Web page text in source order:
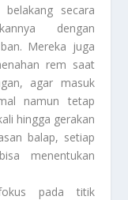
secara
dengan
Mereka juga
rem saat
agar masuk
namun tetap
hingga gerakan
balap, setiap
menentukan
pada titik